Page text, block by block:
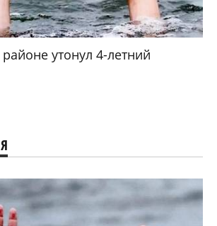
утонул 4-летний